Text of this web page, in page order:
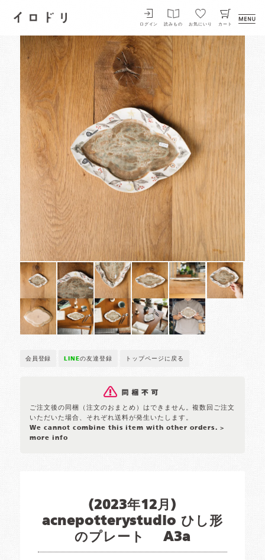
イロドリ
ログイン 読みもの お気にいり カート
会員登録 LINEの友達登録 トップページに戻る
ご注文後の同梱（注文のおまとめ）はできません。複数回ご注文
いただいた場合、それぞれ送料が発生いたします。
We cannot combine this item with other orders. >
more info
(2023年12月)
acnepotterystudio ひし形
のプレート A3a